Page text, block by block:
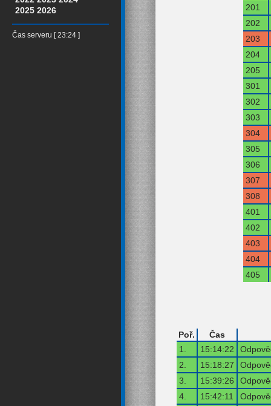
2025 2026
Čas serveru [ 23:24 ]
201
202
203
204
205
301
302
303
304
305
306
307
308
401
402
403
404
405
Poř.
Čas
1.
15:14:22
2.
15:18:27
3.
15:39:26
4.
15:42:11